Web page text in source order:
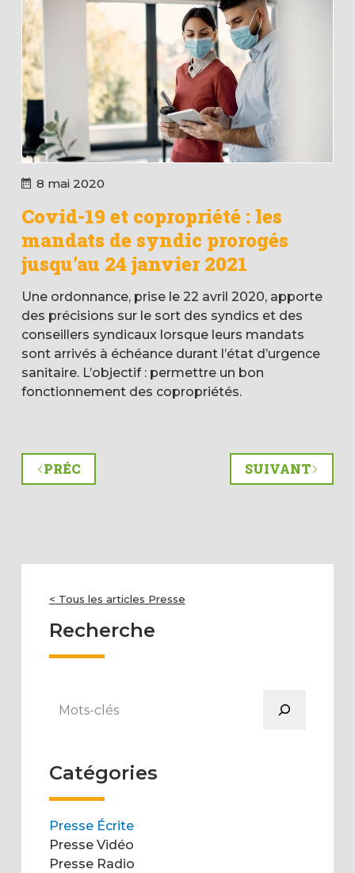
8 mai 2020
Covid-19 et copropriété : les
mandats de syndic prorogés
jusqu’au 24 janvier 2021
Une ordonnance, prise le 22 avril 2020, apporte
des précisions sur le sort des syndics et des
conseillers syndicaux lorsque leurs mandats
sont arrivés à échéance durant l’état d’urgence
sanitaire. L’objectif : permettre un bon
fonctionnement des copropriétés.
PRÉC SUIVANT
< Tous les articles Presse
Recherche
Catégories
Presse Écrite
Presse Vidéo
Presse Radio